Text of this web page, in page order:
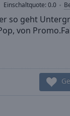
Einschaltquote:0.0
so geht
von